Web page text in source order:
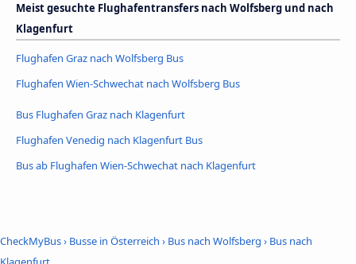
Meist gesuchte Flughafentransfers nach Wolfsberg und nach
Klagenfurt
Flughafen Graz nach Wolfsberg Bus
Flughafen Wien-Schwechat nach Wolfsberg Bus
Bus Flughafen Graz nach Klagenfurt
Flughafen Venedig nach Klagenfurt Bus
Bus ab Flughafen Wien-Schwechat nach Klagenfurt
CheckMyBus› Busse in Österreich › Bus nach Wolfsberg › Bus nach